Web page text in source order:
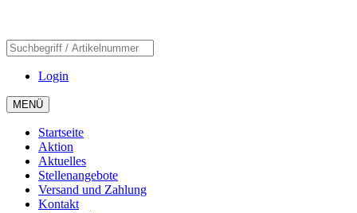
Login
MENÜ
Startseite
Aktion
Aktuelles
Stellenangebote
Versand und Zahlung
Kontakt